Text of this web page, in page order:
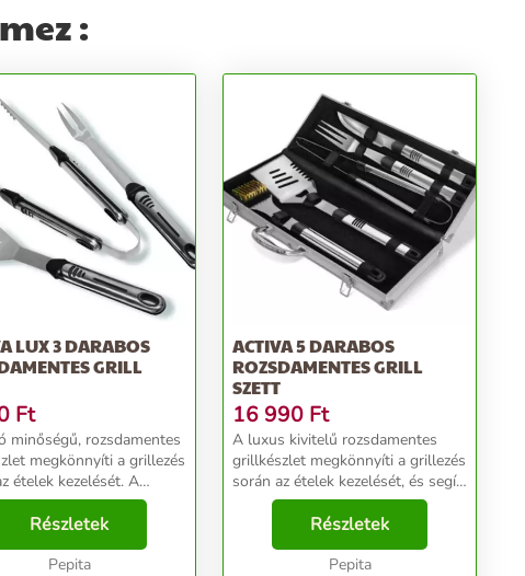
:
LUX 3 DARABOS
GRILL
Ft
minőségű, rozsdamentes
megkönnyíti a grillezés
ételek kezelését. A
rozsdamentes acélból
így nagyon sokáig
szolgálni. Az eszközök
Részletek
Pepita
ACTIVA 5 DARABOS
ROZSDAMENTES GRILL
SZETT
16 990 Ft
A luxus kivitelű rozsdamentes
grillkészlet megkönnyíti a grillezés
során az ételek kezelését, és segít
fenntartani a grill rácsok
tisztaságát. A kiegészítők
rozsdamentes acélból készülnek,
Részletek
Pepita